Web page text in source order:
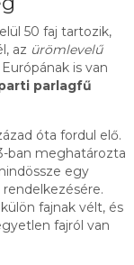
50 faj tartozik,
az ürömlevelű
is van
parlagfű
óta fordul elő.
ban meghatározta
egy
fajnak vélt, és
fajról van